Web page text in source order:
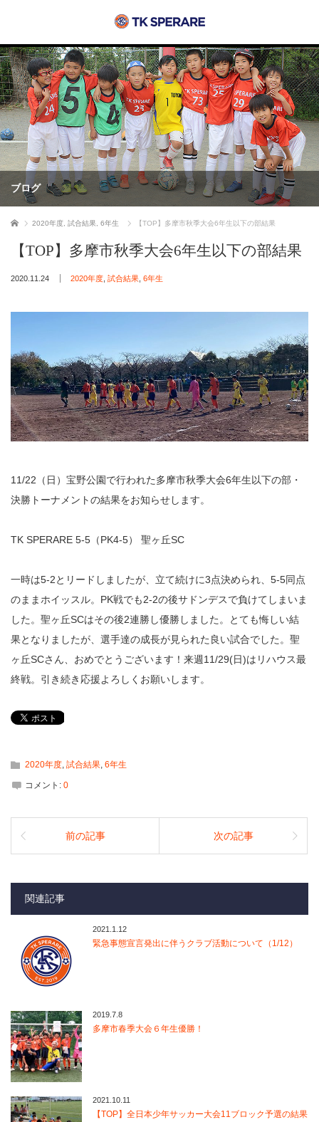
ブログ
ホーム 2020年度 試合結果 6年生 【TOP】多摩市秋季大会6年生以下の部結果
【TOP】多摩市秋季大会6年生以下の部結果
2020.11.24 2020年度 試合結果 6年生
11/22（日）宝野公園で行われた多摩市秋季大会6年生以下の部・
決勝トーナメントの結果をお知らせします。
TK SPERARE 5-5（PK4-5） 聖ヶ丘SC
一時は5-2とリードしましたが、立て続けに3点決められ、5-5同点
のままホイッスル。PK戦でも2-2の後サドンデスで負けてしまいま
した。聖ヶ丘SCはその後2連勝し優勝しました。とても悔しい結
果となりましたが、選手達の成長が見られた良い試合でした。聖
ヶ丘SCさん、おめでとうございます！来週11/29(日)はリハウス最
終戦。引き続き応援よろしくお願いします。
2020年度, 試合結果, 6年生
コメント: 0
前の記事 次の記事
関連記事
2021.1.12
緊急事態宣言発出に伴うクラブ活動について（1/12）
2019.7.8
多摩市春季大会６年生優勝！
2021.10.11
【TOP】全日本少年サッカー大会11ブロック予選の結果